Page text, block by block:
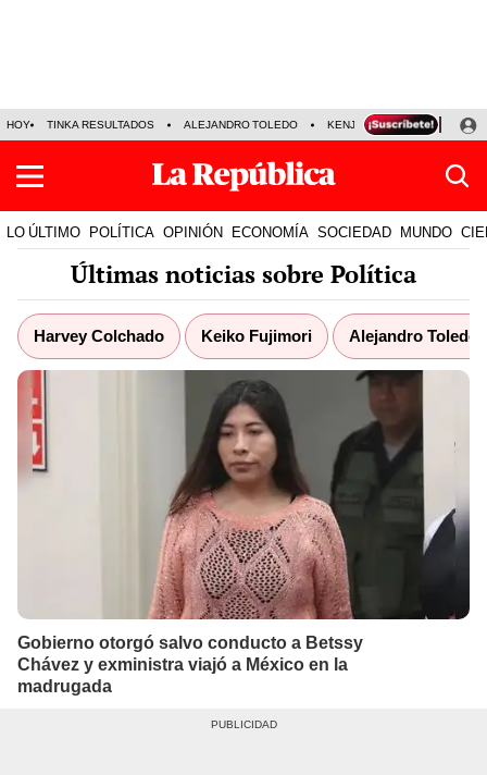
HOY TINKA RESULTADOS ALEJANDRO TOLEDO KENJI FUJIMORI
LO ÚLTIMO POLÍTICA OPINIÓN ECONOMÍA SOCIEDAD MUNDO
Últimas noticias sobre Política
Harvey Colchado Keiko Fujimori Alejandro Toledo
Gobierno otorgó salvo conducto a Betssy
Chávez y exministra viajó a México en la
madrugada